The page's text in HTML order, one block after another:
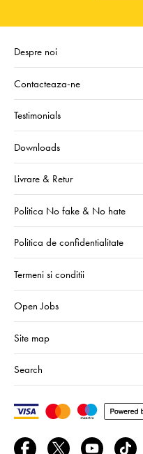
Despre noi
Contacteaza-ne
Testimonials
Downloads
Livrare & Retur
Politica No fake & No hate
Politica de confidentialitate
Termeni si conditii
Open Jobs
Site map
Search